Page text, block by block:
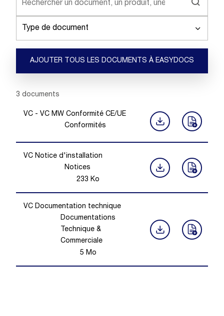
Type de document
AJOUTER TOUS LES DOCUMENTS À EASYDOCS
Showing 1 -3
3 documents
VC - VC MW Conformité CE/UE
Conformités
VC Notice d'installation
Notices
233 Ko
VC Documentation technique
Documentations
Technique &
Commerciale
5 Mo